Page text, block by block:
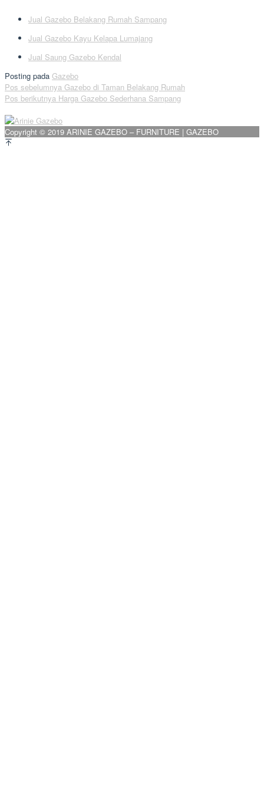
Jual Gazebo Belakang Rumah Sampang
Jual Gazebo Kayu Kelapa Lumajang
Jual Saung Gazebo Kendal
Posting pada Gazebo
Navigasi
pos
Pos sebelumnya Gazebo di Taman Belakang Rumah
Pos berikutnya Harga Gazebo Sederhana Sampang
Copyright © 2019 ARINIE GAZEBO – FURNITURE | GAZEBO